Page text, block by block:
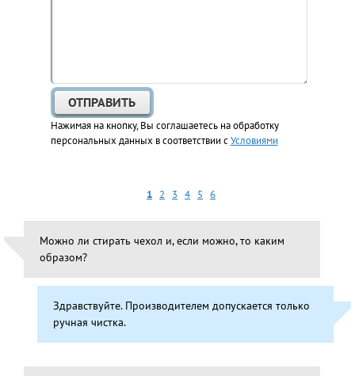
Нажимая на кнопку, Вы соглашаетесь на обработку
персональных данных в соответствии сУсловиями
1 2 3 4 5 6
Можно ли стирать чехол и, если можно, то каким
образом?
Здравствуйте. Производителем допускается только
ручная чистка.